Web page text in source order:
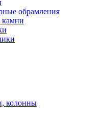
обрамления
камни
колонны